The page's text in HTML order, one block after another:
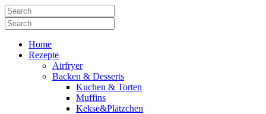
Home
Rezepte
Airfryer
Backen & Desserts
Kuchen & Torten
Muffins
Kekse&Plätzchen